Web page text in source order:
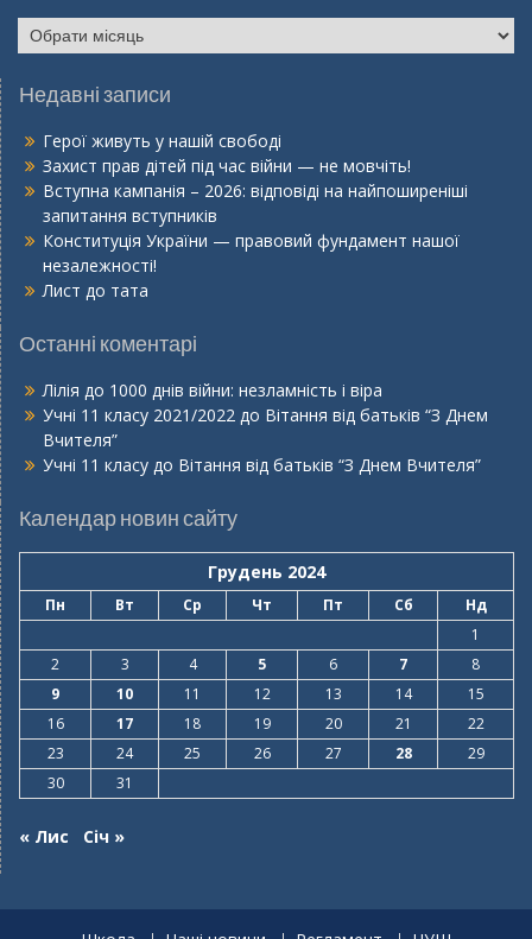
Недавні записи
Герої живуть у нашій свободі
Захист прав дітей під час війни — не мовчіть!
Вступна кампанія – 2026: відповіді на найпоширеніші
запитання вступників
Конституція України — правовий фундамент нашої
незалежності!
Лист до тата
Останні коментарі
Лілія до 1000 днів війни: незламність і віра
Учні 11 класу 2021/2022 до Вітання від батьків “З Днем
Вчителя”
Учні 11 класу до Вітання від батьків “З Днем Вчителя”
Календар новин сайту
Грудень 2024
Пн Вт Ср Чт Пт Сб
Нд
1
2
3 4 5 6 7
8
9
10 11 12 13 14
15
16
17 18 19 20 21
22
23
24 25 26 27 28
29
30
31
« Лис Січ »